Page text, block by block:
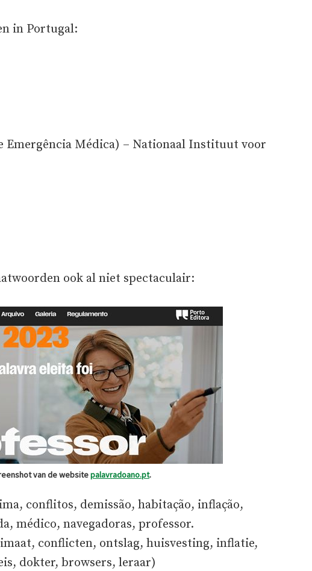
in Portugal:
Médica) – Nationaal Instituut voor
ook al niet spectaculair:
van de websitepalavradoano.pt.
conflitos, demissão, habitação, inflação,
médico, navegadoras, professor.
conflicten, ontslag, huisvesting, inflatie,
dokter, browsers, leraar)